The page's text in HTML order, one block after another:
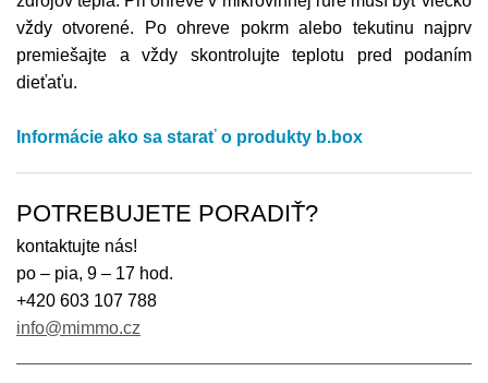
vždy otvorené. Po ohreve pokrm alebo tekutinu najprv
premiešajte a vždy skontrolujte teplotu pred podaním
dieťaťu.
Informácie ako sa starať o produkty b.box
POTREBUJETE PORADIŤ?
kontaktujte nás!
po – pia, 9 – 17 hod.
+420 603 107 788
info@mimmo.cz